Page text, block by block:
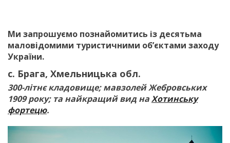
Ми запрошуємо познайомитись із десятьма
маловідомими туристичними об’єктами заходу
України.
с. Брага, Хмельницька обл.
300-літнє кладовище; мавзолей Жебровських
1909 року; та найкращий вид наХотинську
фортецю.